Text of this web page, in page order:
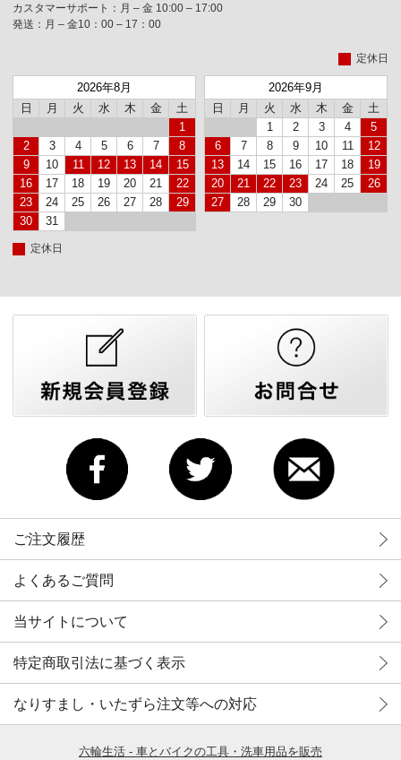
カスタマーサポート：月 – 金 10:00 – 17:00
発送：月 – 金10：00 – 17：00
定休日
2026年8月
日
月 火 水 木 金
土
1
2
3 4 5 6 7
8
9
10 11 12 13 14
15
16
17 18 19 20 21
22
23
24 25 26 27 28
29
30
31
2026年9月
日
月 火 水 木 金
土
1
2 3 4
5
6
7 8 9 10 11
12
13
14 15 16 17 18
19
20
21 22 23 24 25
26
27
28 29 30
定休日
ご注文履歴
よくあるご質問
当サイトについて
特定商取引法に基づく表示
なりすまし・いたずら注文等への対応
六輪生活 - 車とバイクの工具・洗車用品を販売